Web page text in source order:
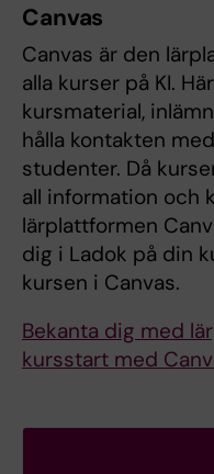
Canvas
Canvas är den
alla kurser på KI.
kursmaterial,
hålla kontakten
studenter. Då
all information och
lärplattformen
dig i Ladok på din
kursen i Canvas.
Bekanta dig med
kursstart med